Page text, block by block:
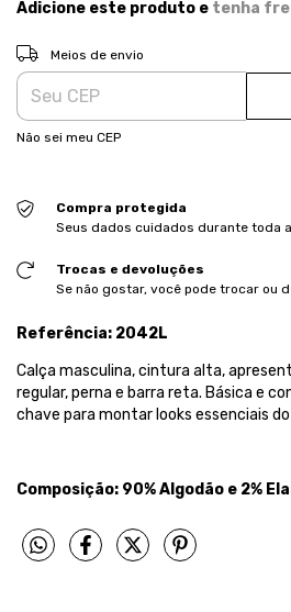
Adicione este produto e tenha
Entregas para o CEP:
Meios de envio
Não sei meu CEP
Compra protegida
Seus dados cuidados durante toda a
Trocas e devoluções
Se não gostar, você pode trocar ou
Referência: 2042L
Calça masculina, cintura alta,
regular, perna e barra reta. Básica e
chave para montar looks essenciais do
Composição: 90% Algodão e 2%